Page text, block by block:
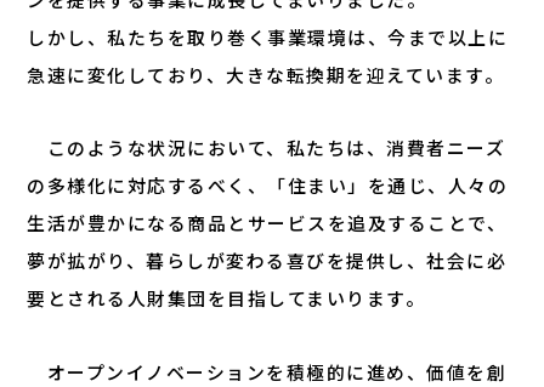
しかし、私たちを取り巻く事業環境は、今まで以上に
急速に変化しており、大きな転換期を迎えています。
このような状況において、私たちは、消費者ニーズ
の多様化に対応するべく、「住まい」を通じ、人々の
生活が豊かになる商品とサービスを追及することで、
夢が拡がり、暮らしが変わる喜びを提供し、社会に必
要とされる人財集団を目指してまいります。
オープンイノベーションを積極的に進め、価値を創